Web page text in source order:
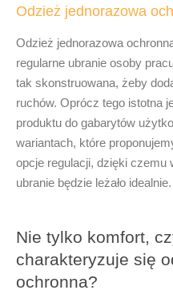
ART. JEDNORAZOWE
NADRUKI/HAFTY
INNE BHP
OKAZJE/PROMOCJE
INFO
Odzież jednorazowa
Odzież jednorazowa
regularne ubranie osoby
tak skonstruowana, żeby
ruchów. Oprócz tego istotna
produktu do gabarytów
wariantach, które
opcje regulacji, dzięki
ubranie będzie leżało idealnie.
Nie tylko komfort,
charakteryzuje się
ochronna?